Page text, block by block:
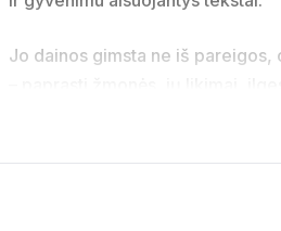
Jo dainos gimsta ne iš pareigos,